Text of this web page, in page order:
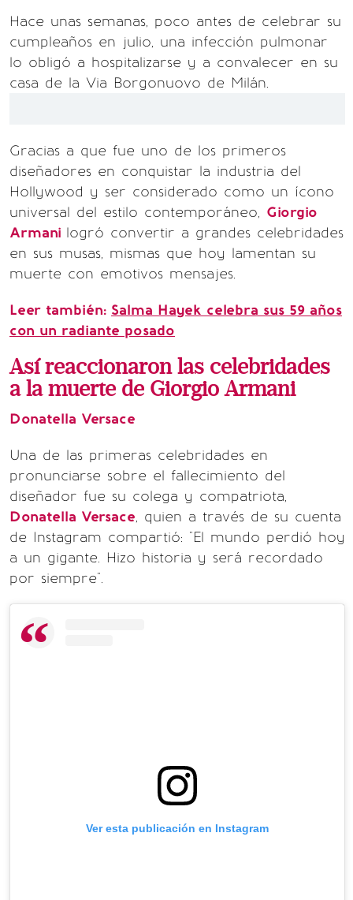
Hace unas semanas, poco antes de celebrar su
cumpleaños en julio, una infección pulmonar
lo obligó a hospitalizarse y a convalecer en su
casa de la Via Borgonuovo de Milán.
Gracias a que fue uno de los primeros
diseñadores en conquistar la industria del
Hollywood y ser considerado como un ícono
universal del estilo contemporáneo, Giorgio
Armani logró convertir a grandes celebridades
en sus musas, mismas que hoy lamentan su
muerte con emotivos mensajes.
Leer también: Salma Hayek celebra sus 59 años
con un radiante posado
Así reaccionaron las celebridades
a la muerte de Giorgio Armani
Donatella Versace
Una de las primeras celebridades en
pronunciarse sobre el fallecimiento del
diseñador fue su colega y compatriota,
Donatella Versace, quien a través de su cuenta
de Instagram compartió: "El mundo perdió hoy
a un gigante. Hizo historia y será recordado
por siempre".
Ver esta publicación en Instagram